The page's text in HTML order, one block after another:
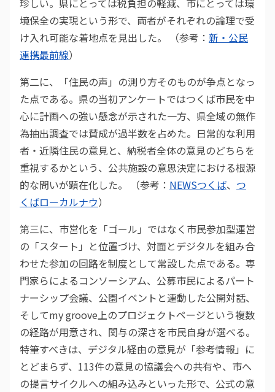
珍しい。県にとっては税負担の軽減、市にとっては環
境保全の実現という形で、両者がそれぞれの論理で受
け入れ可能な着地点を見出した。 （参考： 新・公民
連携最前線）
第二に、「住民の声」の測り方そのものが争点となっ
た点である。県の当初アンケートではつくば市民を中
心に計画への強い懸念が示された一方、県全域の無作
為抽出調査では賛成が過半数を占めた。日常的な利用
者・近隣住民の意見と、納税者全体の意見のどちらを
重視するかという、公共施設の意思決定における根源
的な問いが顕在化した。 （参考： NEWSつくば、 つ
くばローカルナウ）
第三に、市営化を「ゴール」ではなく市民参加型運営
の「スタート」と位置づけ、対面とデジタルを組み合
わせた参加の回路を制度として常設した点である。専
門家らによるコンソーシアム、公募市民によるパート
ナーシップ会議、公園イベントと連動した公開対話、
そしてmy groove上のプロジェクトページという複数
の経路が用意され、関与の深さを市民自身が選べる。
特筆すべきは、デジタル経由の意見が「参考情報」に
とどまらず、113件の意見の協議会への共有や、市へ
の提言サイクルへの組み込みといった形で、公式の意